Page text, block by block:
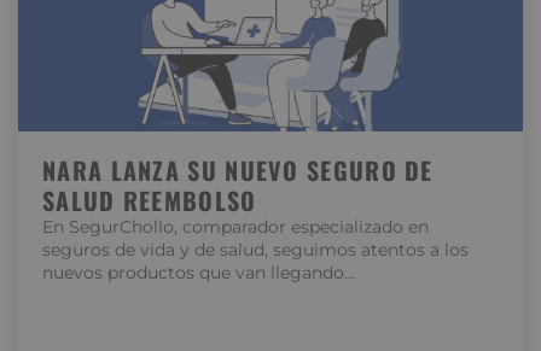
NARA LANZA SU NUEVO SEGURO DE
SALUD REEMBOLSO
En SegurChollo, comparador especializado en
seguros de vida y de salud, seguimos atentos a los
nuevos productos que van llegando…